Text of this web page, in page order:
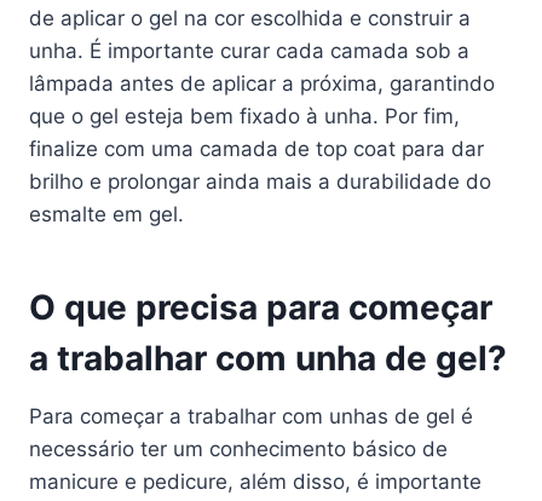
de aplicar o gel na cor escolhida e construir a
unha. É importante curar cada camada sob a
lâmpada antes de aplicar a próxima, garantindo
que o gel esteja bem fixado à unha. Por fim,
finalize com uma camada de top coat para dar
brilho e prolongar ainda mais a durabilidade do
esmalte em gel.
O que precisa para começar
a trabalhar com unha de gel?
Para começar a trabalhar com unhas de gel é
necessário ter um conhecimento básico de
manicure e pedicure, além disso, é importante